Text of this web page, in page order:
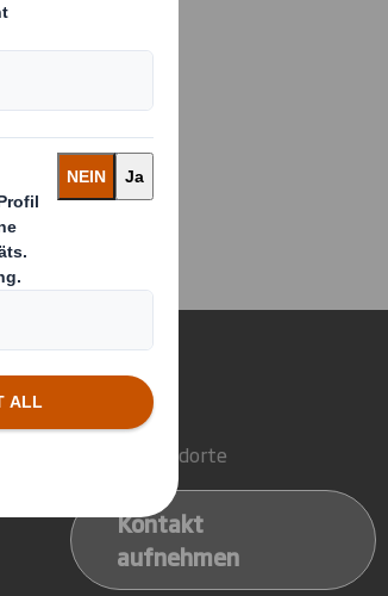
Kontakt
Unsere Standorte
Kontakt
aufnehmen